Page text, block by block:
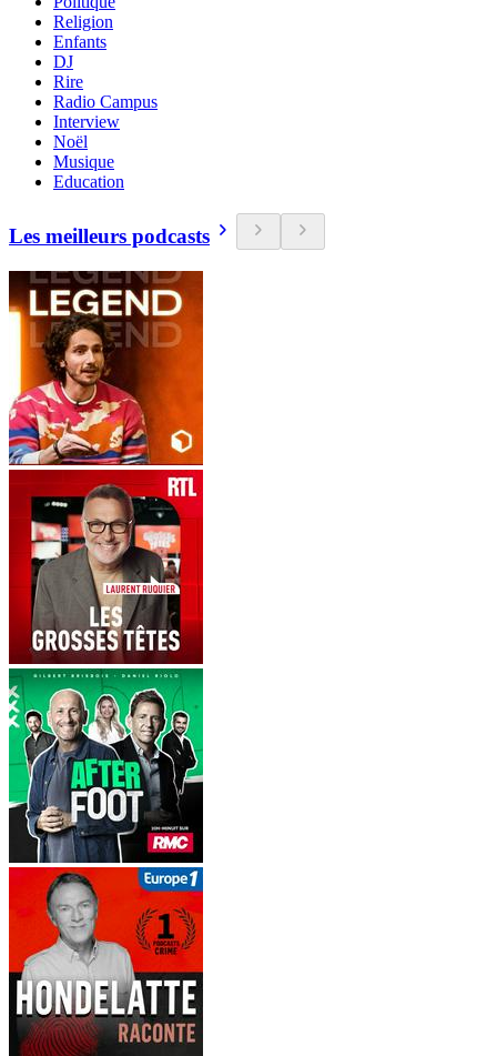
Religion
Enfants
DJ
Rire
Radio Campus
Interview
Noël
Musique
Education
Les meilleurs podcasts